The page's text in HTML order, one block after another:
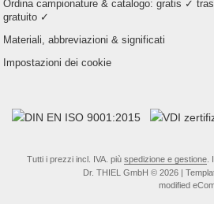
Ordina campionature & catalogo: gratis ✓
gratuito ✓
Materiali, abbreviazioni & significati
Impostazioni dei cookie
Tutti i prezzi incl. IVA. più spedizione e gestione
Dr. THIEL GmbH © 2026 |
modified